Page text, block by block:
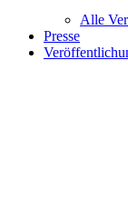
Alle
Presse